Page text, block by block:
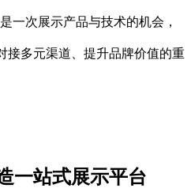
一次展示产品与技术的机会，
接多元渠道、提升品牌价值的重
一站式展示平台